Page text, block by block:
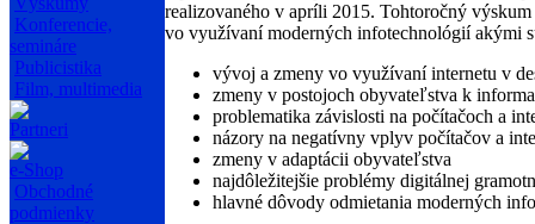
Konferencie,
semináre
Publicistika
Film, multimedia
Partneri
e-Shop
Obchodné
podmienky
realizovaného v apríli 2015. Tohtoročný
vo využívaní moderných infotechnológií akými
vývoj a zmeny vo využívaní internetu v
zmeny v postojoch obyvateľstva k
problematika závislosti na počítačoch a
názory na negatívny vplyv počítačov a
zmeny v adaptácii obyvateľstva
najdôležitejšie problémy digitálnej
hlavné dôvody odmietania moderných